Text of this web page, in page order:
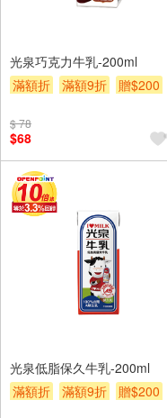
光泉巧克力牛乳-200ml
滿額折
滿額9折 贈$200
$ 78
$68
光泉低脂保久牛乳-200ml
滿額折
滿額9折 贈$200